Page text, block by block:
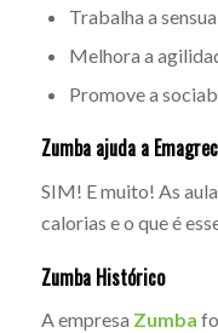
Trabalha a
Melhora a
Promove a
Zumba ajuda a
SIM! E muito! As
calorias e o que é
Zumba Histórico
A empresa Zumba